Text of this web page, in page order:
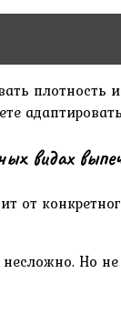
плотность
видах
от
Но не